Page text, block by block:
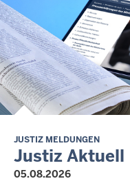
JUSTIZ MELDUNGEN
Justiz Aktuell
05.08.2026